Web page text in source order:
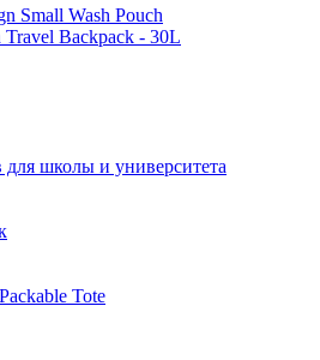
Small Wash Pouch
Backpack - 30L
школы и университета
Tote